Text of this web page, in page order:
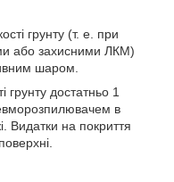
грунту (т. е. при
або захисними ЛКМ)
шаром.
грунту достатньо 1
в
Видатки на покриття